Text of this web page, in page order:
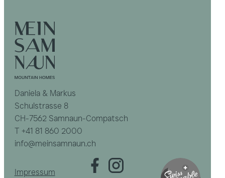
Daniela & Markus
Schulstrasse 8
CH-7562 Samnaun-Compatsch
T +41 81 860 2000
info@meinsamnaun.ch
Impressum